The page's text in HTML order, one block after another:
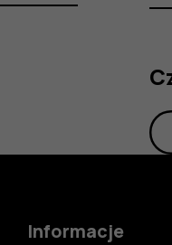
Informacje